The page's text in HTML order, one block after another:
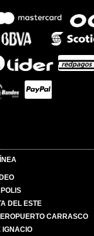
DEL ESTE
CARRASCO
IGNACIO